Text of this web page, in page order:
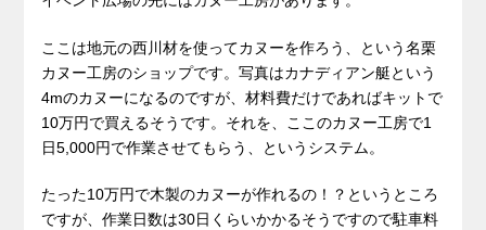
ここは地元の西川材を使ってカヌーを作ろう、という名栗
カヌー工房のショップです。写真はカナディアン艇という
4mのカヌーになるのですが、材料費だけであればキットで
10万円で買えるそうです。それを、ここのカヌー工房で1
日5,000円で作業させてもらう、というシステム。
たった10万円で木製のカヌーが作れるの！？というところ
ですが、作業日数は30日くらいかかるそうですので駐車料